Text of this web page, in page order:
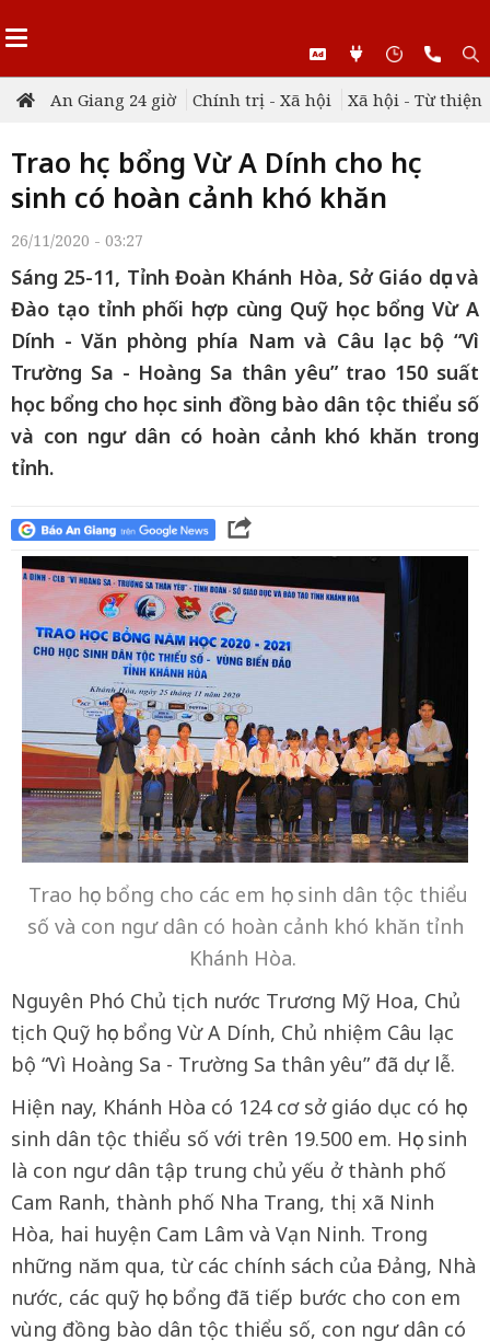
An Giang 24 giờ Chính trị - Xã hội Xã hội - Từ thiện
Trao học bổng Vừ A Dính cho học
sinh có hoàn cảnh khó khăn
26/11/2020 - 03:27
Sáng 25-11, Tỉnh Đoàn Khánh Hòa, Sở Giáo dục và
Đào tạo tỉnh phối hợp cùng Quỹ học bổng Vừ A
Dính - Văn phòng phía Nam và Câu lạc bộ “Vì
Trường Sa - Hoàng Sa thân yêu” trao 150 suất
học bổng cho học sinh đồng bào dân tộc thiểu số
và con ngư dân có hoàn cảnh khó khăn trong
tỉnh.
Trao học bổng cho các em học sinh dân tộc thiểu
số và con ngư dân có hoàn cảnh khó khăn tỉnh
Khánh Hòa.
Nguyên Phó Chủ tịch nước Trương Mỹ Hoa, Chủ
tịch Quỹ học bổng Vừ A Dính, Chủ nhiệm Câu lạc
bộ “Vì Hoàng Sa - Trường Sa thân yêu” đã dự lễ.
Hiện nay, Khánh Hòa có 124 cơ sở giáo dục có học
sinh dân tộc thiểu số với trên 19.500 em. Học sinh
là con ngư dân tập trung chủ yếu ở thành phố
Cam Ranh, thành phố Nha Trang, thị xã Ninh
Hòa, hai huyện Cam Lâm và Vạn Ninh. Trong
những năm qua, từ các chính sách của Đảng, Nhà
nước, các quỹ học bổng đã tiếp bước cho con em
vùng đồng bào dân tộc thiểu số, con ngư dân có